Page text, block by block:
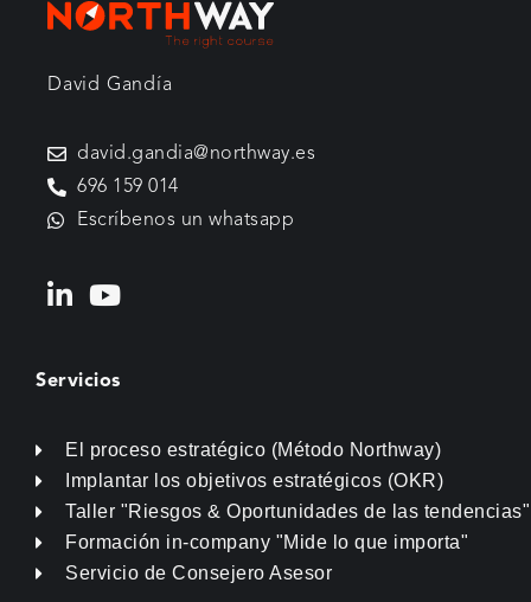
David Gandía
david.gandia@northway.es
696 159 014
Escríbenos un whatsapp
Servicios
El proceso estratégico (Método Northway)
Implantar los objetivos estratégicos (OKR)
Taller "Riesgos & Oportunidades de las tendencias"
Formación in-company "Mide lo que importa"
Servicio de Consejero Asesor